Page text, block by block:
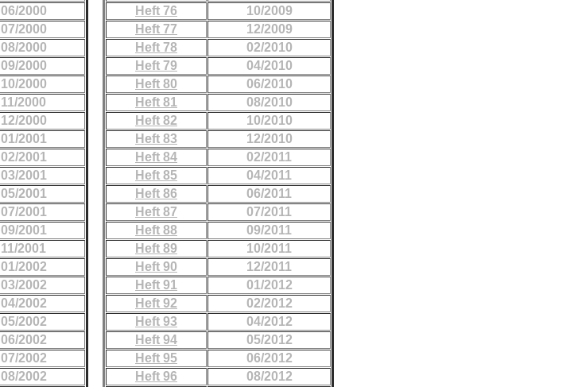
06/2000
07/2000
08/2000
09/2000
10/2000
11/2000
12/2000
01/2001
02/2001
03/2001
05/2001
07/2001
09/2001
11/2001
01/2002
03/2002
04/2002
05/2002
06/2002
07/2002
08/2002
Heft 76
10/2009
Heft 77
12/2009
Heft 78
02/2010
Heft 79
04/2010
Heft 80
06/2010
Heft 81
08/2010
Heft 82
10/2010
Heft 83
12/2010
Heft 84
02/2011
Heft 85
04/2011
Heft 86
06/2011
Heft 87
07/2011
Heft 88
09/2011
Heft 89
10/2011
Heft 90
12/2011
Heft 91
01/2012
Heft 92
02/2012
Heft 93
04/2012
Heft 94
05/2012
Heft 95
06/2012
Heft 96
08/2012